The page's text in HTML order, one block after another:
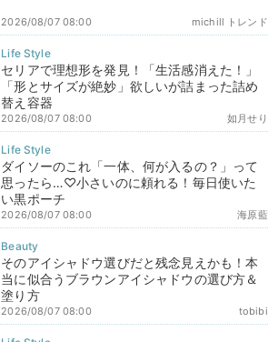
michill トレンド
2026/08/07 08:00
セリアで理想形を発見！「生活感消えた！」
「形とサイズが絶妙」欲しいが詰まった詰め
替え容器
如月せり
2026/08/07 08:00
ダイソーのこれ「一体、何が入るの？」って
思ったら…♡小さいのに頼れる！毎日使いた
い黒ポーチ
海原藍
2026/08/07 08:00
そのアイシャドウ選びだと残念見えかも！本
当に似合うブラウンアイシャドウの選び方＆
塗り方
tobibi
2026/08/07 08:00